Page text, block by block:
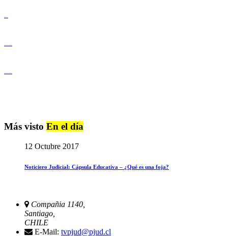
Más visto En el día
12 Octubre 2017
Noticiero Judicial: Cápsula Educativa – ¿Qué es una foja?
Compañia 1140,
Santiago,
CHILE
E-Mail: tvpjud@pjud.cl